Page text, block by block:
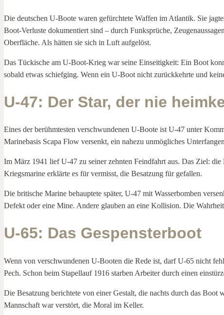
Die deutschen U-Boote waren gefürchtete Waffen im Atlantik. Sie
Boot-Verluste dokumentiert sind – durch Funksprüche,
Oberfläche. Als hätten sie sich in Luft aufgelöst.
Das Tückische am U-Boot-Krieg war seine Einseitigkeit: Ein Boot
sobald etwas schiefging. Wenn ein U-Boot nicht zurückkehrte und
U-47: Der Star, der nie
Eines der berühmtesten verschwundenen U-Boote ist U-47 unter
Marinebasis Scapa Flow versenkt, ein nahezu unmögliches
Im März 1941 lief U-47 zu seiner zehnten Feindfahrt aus. Das Ziel:
Kriegsmarine erklärte es für vermisst, die Besatzung für gefallen.
Die britische Marine behauptete später, U-47 mit Wasserbomben
Defekt oder eine Mine. Andere glauben an eine Kollision. Die
U-65: Das Gespensterboot
Wenn von verschwundenen U-Booten die Rede ist, darf U-65 nicht
Pech. Schon beim Stapellauf 1916 starben Arbeiter durch einen
Die Besatzung berichtete von einer Gestalt, die nachts durch das
Mannschaft war verstört, die Moral im Keller.